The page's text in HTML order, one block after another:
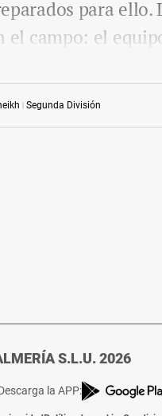
Segunda División
para
el campo: el
S.L.U. 2026
la APP: